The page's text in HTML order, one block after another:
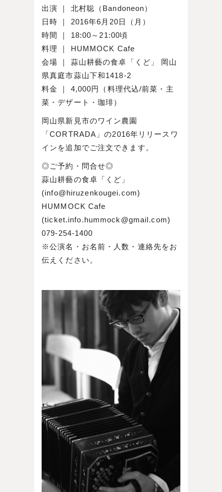
出演 ｜ 北村聡（Bandoneon）
日時 ｜ 2016年6月20日（月）
時間 ｜ 18:00～21:00頃
料理 ｜ HUMMOCK Cafe
会場 ｜ 蒜山耕藝の食卓「くど」 岡山
県真庭市蒜山下和1418-2
料金 ｜ 4,000円（料理代込/前菜・主
菜・デザート・珈琲）
岡山県新見市のワイン農園
「CORTRADA」の2016年リリースワ
インを追加でご注文できます。
◎ご予約・問合せ◎
蒜山耕藝の食卓「くど」
(info@hiruzenkougei.com)
HUMMOCK Cafe
(ticket.info.hummock@gmail.com)
079-254-1400
※公演名・お名前・人数・連絡先をお
伝えください。